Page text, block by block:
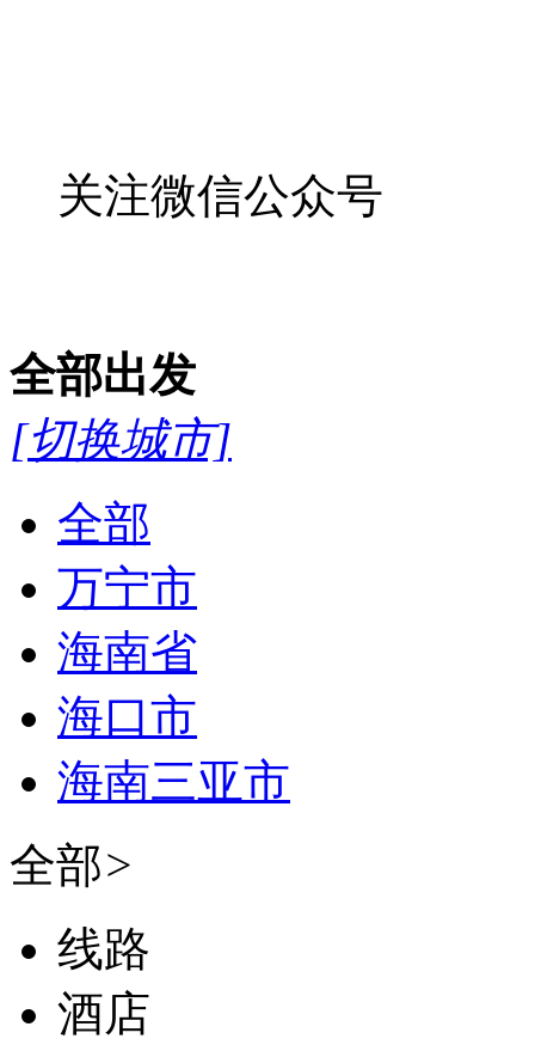
关注微信公众号
全部出发
[切换城市]
全部
万宁市
海南省
海口市
海南三亚市
全部>
线路
酒店